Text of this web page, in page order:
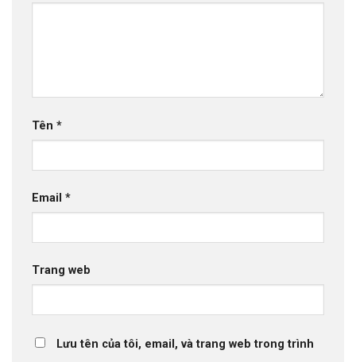
Tên *
Email *
Trang web
Lưu tên của tôi, email, và trang web trong trình